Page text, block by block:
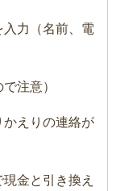
力（名前、電
注意）
かえりの連絡が
金と引き換え